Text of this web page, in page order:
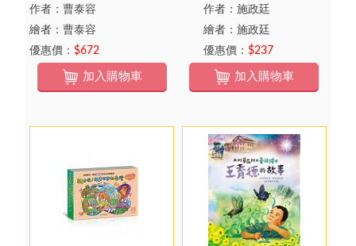
作者：曹泰容
繪者：曹泰容
優惠價：$672
加入購物車
作者：施政廷
繪者：施政廷
優惠價： $237
加入購物車